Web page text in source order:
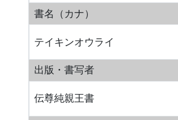
書名（カナ）
テイキンオウライ
出版・書写者
伝尊純親王書